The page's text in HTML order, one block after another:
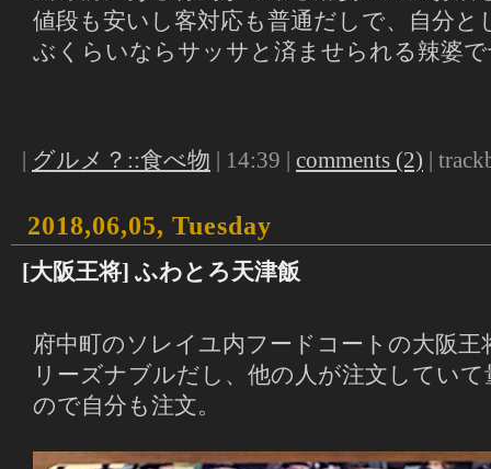
値段も安いし客対応も普通だしで、自分と
ぶくらいならサッサと済ませられる辣婆
グルメ？::食べ物 | 14:39 | comments (2) |
2018,06,05, Tuesday
[大阪王将] ふわとろ天津飯
府中町のソレイユ内フードコートの大阪王
リーズナブルだし、他の人が注文してい
ので自分も注文。